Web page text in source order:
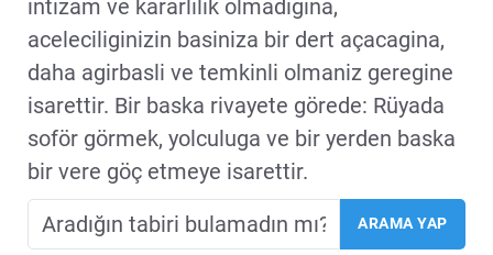
intizam ve kararlilik olmadigina,
aceleciliginizin basiniza bir dert açacagina,
daha agirbasli ve temkinli olmaniz geregine
isarettir. Bir baska rivayete görede: Rüyada
soför görmek, yolculuga ve bir yerden baska
bir vere göç etmeye isarettir.